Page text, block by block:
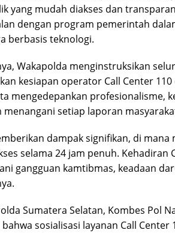
yang mudah diakses dan
dengan program pemerintah
berbasis teknologi.
Wakapolda menginstruksikan
kesiapan operator Call Center
mengedepankan profesionalisme,
menangani setiap laporan
dampak signifikan, di
selama 24 jam penuh. Kehadiran
gangguan kamtibmas, keadaan
Sumatera Selatan, Kombes Pol
sosialisasi layanan Call